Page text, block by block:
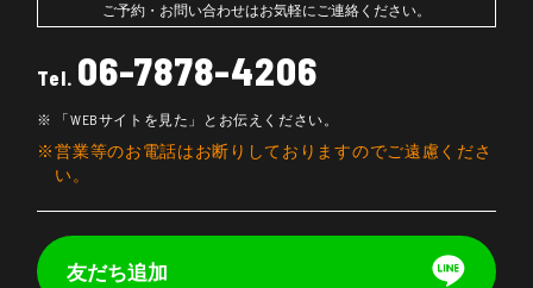
ご予約・お問い合わせはお気軽にご連絡ください。
Tel. 06-7878-4206
「WEBサイトを見た」とお伝えください。
営業等のお電話はお断りしておりますのでご遠慮くださ
い。
友だち追加